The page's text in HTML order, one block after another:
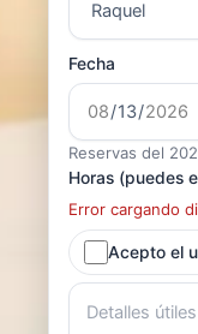
Fecha
Reservas del
Horas (puedes
Error cargando
Acepto el